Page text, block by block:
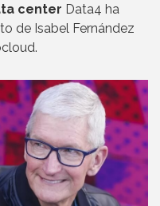
center Data4 ha
de Isabel Fernández